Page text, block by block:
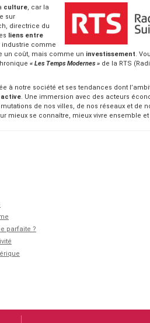
culture, car la
sur
directrice du
liens entre
industrie comme
un coût, mais comme un investissement.
« Les Temps Modernes » de la RTS
à notre société et ses tendances dont
active. Une immersion avec des acteurs
de nos villes, de nos réseaux et de
mieux se connaître, mieux vivre ensemble et
parfaite ?